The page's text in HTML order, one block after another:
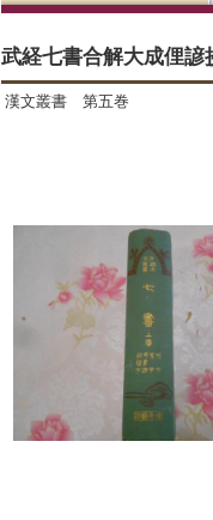
武経七書合解大成俚諺
漢文叢書 第五巻